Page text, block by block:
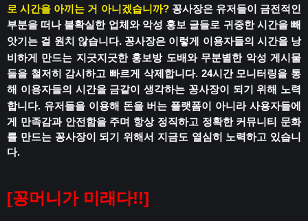
로 시간을 아끼는 거 아니겠습니까? 꽁사장은 유저들이 금전적인
부분을 떠나 불확실한 업체와 악성 홍보 글들로 귀중한 시간을 빼
앗기는 걸 원치 않습니다. 꽁사장은 이렇게 이용자들의 시간을 낭
비하게 만드는 지긋지긋한 홍보방 도배와 무분별한 악성 게시물
들을 철저히 감시하고 빠르게 삭제합니다. 24시간 모니터링을 통
해 이용자들의 시간을 금같이 생각하는 꽁사장이 되기 위해 노력
합니다. 유저들을 이용해 돈을 버는 플랫폼이 아니라 사용자들에
게 만족감과 안전함을 주며 항상 정직하고 정확한 커뮤니티 문화
를 만드는 꽁사장이 되기 위해서 지금도 열심히 노력하고 있습니
다.
[꽁머니가 미래다!!]